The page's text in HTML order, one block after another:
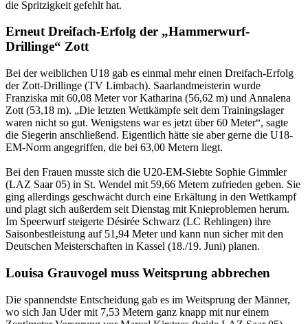
die Spritzigkeit gefehlt hat.
Erneut Dreifach-Erfolg der „Hammerwurf-
Drillinge“ Zott
Bei der weiblichen U18 gab es einmal mehr einen Dreifach-Erfolg
der Zott-Drillinge (TV Limbach). Saarlandmeisterin wurde
Franziska mit 60,08 Meter vor Katharina (56,62 m) und Annalena
Zott (53,18 m). „Die letzten Wettkämpfe seit dem Trainingslager
waren nicht so gut. Wenigstens war es jetzt über 60 Meter“, sagte
die Siegerin anschließend. Eigentlich hätte sie aber gerne die U18-
EM-Norm angegriffen, die bei 63,00 Metern liegt.
Bei den Frauen musste sich die U20-EM-Siebte Sophie Gimmler
(LAZ Saar 05) in St. Wendel mit 59,66 Metern zufrieden geben. Sie
ging allerdings geschwächt durch eine Erkältung in den Wettkampf
und plagt sich außerdem seit Dienstag mit Knieproblemen herum.
Im Speerwurf steigerte Désirée Schwarz (LC Rehlingen) ihre
Saisonbestleistung auf 51,94 Meter und kann nun sicher mit den
Deutschen Meisterschaften in Kassel (18./19. Juni) planen.
Louisa Grauvogel muss Weitsprung abbrechen
Die spannendste Entscheidung gab es im Weitsprung der Männer,
wo sich Jan Uder mit 7,53 Metern ganz knapp mit nur einem